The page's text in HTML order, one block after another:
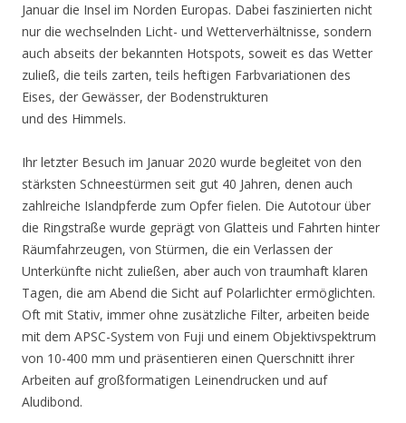
Januar die Insel im Norden Europas. Dabei faszinierten nicht
nur die wechselnden Licht- und Wetterverhältnisse, sondern
auch abseits der bekannten Hotspots, soweit es das Wetter
zuließ, die teils zarten, teils heftigen Farbvariationen des
Eises, der Gewässer, der Bodenstrukturen
und des Himmels.
Ihr letzter Besuch im Januar 2020 wurde begleitet von den
stärksten Schneestürmen seit gut 40 Jahren, denen auch
zahlreiche Islandpferde zum Opfer fielen. Die Autotour über
die Ringstraße wurde geprägt von Glatteis und Fahrten hinter
Räumfahrzeugen, von Stürmen, die ein Verlassen der
Unterkünfte nicht zuließen, aber auch von traumhaft klaren
Tagen, die am Abend die Sicht auf Polarlichter ermöglichten.
Oft mit Stativ, immer ohne zusätzliche Filter, arbeiten beide
mit dem APSC-System von Fuji und einem Objektivspektrum
von 10-400 mm und präsentieren einen Querschnitt ihrer
Arbeiten auf großformatigen Leinendrucken und auf
Aludibond.